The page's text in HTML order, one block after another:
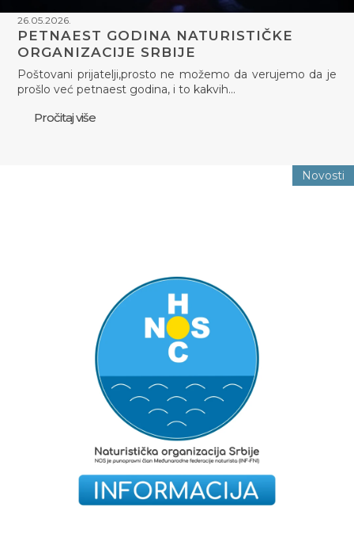
26.05.2026.
PETNAEST GODINA NATURISTIČKE
ORGANIZACIJE SRBIJE
Poštovani prijatelji,prosto ne možemo da verujemo da je
prošlo već petnaest godina, i to kakvih…
Pročitaj više
Novosti